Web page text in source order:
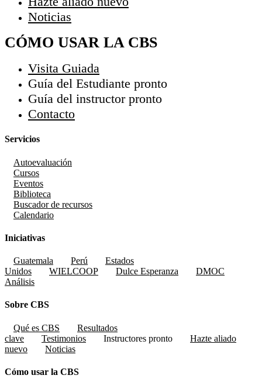
Noticias
CÓMO USAR LA CBS
Visita Guiada
Guía del Estudiante pronto
Guía del instructor pronto
Contacto
Servicios
Autoevaluación
Cursos
Eventos
Biblioteca
Buscador de recursos
Calendario
Iniciativas
Guatemala Perú
Estados
Unidos
WIELCOOP Dulce Esperanza
DMOC
Análisis
Sobre CBS
Qué es CBS
Resultados
clave
Testimonios Instructores pronto
Hazte aliado
nuevo
Noticias
Cómo usar la CBS